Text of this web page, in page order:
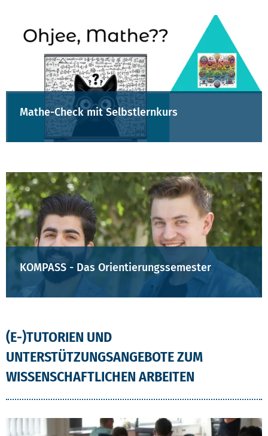
Mathe-Check mit Selbstlernkurs
KOMPASS - Das Orientierungssemester
(E-)TUTORIEN UND
UNTERSTÜTZUNGSANGEBOTE ZUM
WISSENSCHAFTLICHEN ARBEITEN